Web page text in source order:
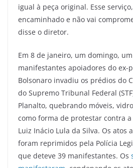
igual à peça original. Esse
encaminhado e não vai
disse o diretor.
Em 8 de janeiro, um domingo,
manifestantes apoiadores do ex-
Bolsonaro invadiu os prédios do
do Supremo Tribunal Federal
Planalto, quebrando móveis,
como forma de protestar contra
Luiz Inácio Lula da Silva. Os atos
foram reprimidos pela Polícia
que deteve 39 manifestantes. Os